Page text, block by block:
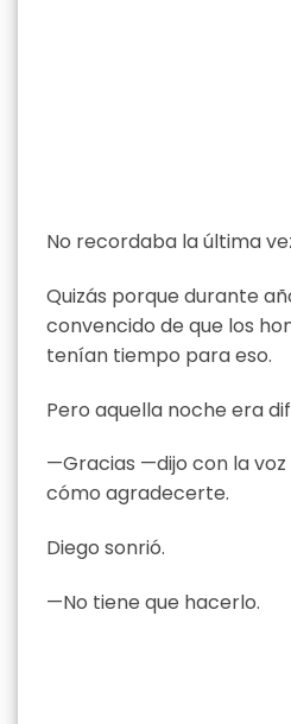
No recordaba la última
Quizás porque durante
convencido de que los
tenían tiempo para eso.
Pero aquella noche era
—Gracias —dijo con la
cómo agradecerte.
Diego sonrió.
—No tiene que hacerlo.